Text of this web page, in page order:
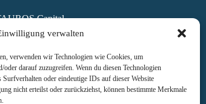
verwalten
verwenden wir Technologien wie Cookies, um
darauf zuzugreifen. Wenn du diesen Technologien
oder eindeutige IDs auf dieser Website
nicht erteilst oder zurückziehst, können bestimmte Merkmale
Capital
GmbH
1100 Wien, Am Belvedere 1
Wien
ATU73397013